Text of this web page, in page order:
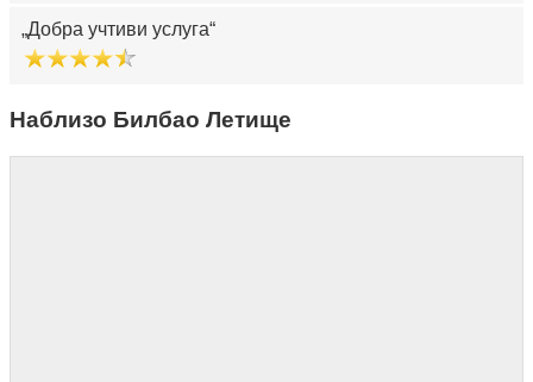
Добра учтиви услуга
Наблизо Билбао Летище